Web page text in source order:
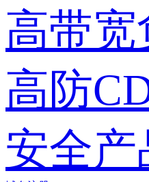
高带
高防
安全产